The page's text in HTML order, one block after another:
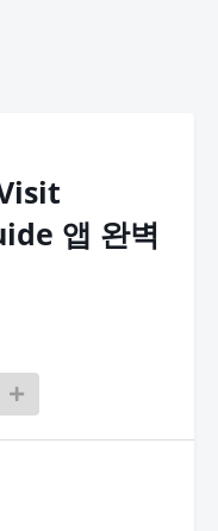
앱 완벽